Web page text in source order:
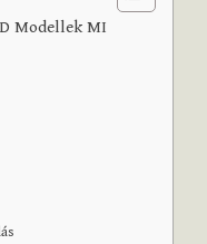
Modellek MI